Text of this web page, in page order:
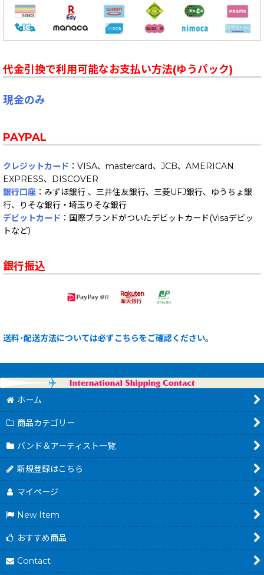
代金引換で利用可能なお支払い方法(ゆうパック)
現金のみ
PAYPAL
クレジットカード ：VISA、mastercard、JCB、AMERICAN
EXPRESS、DISCOVER
銀行口座 ：みずほ銀行 、三井住友銀行、三菱UFJ銀行、ゆうちょ銀
行、りそな銀行・埼玉りそな銀行
デビットカード ：国際ブランドがついたデビットカード(Visaデビッ
トなど）
銀行振込
送料･配送方法については必ずこちらをご確認ください。
ホーム
商品カテゴリー
バンド＆アーティスト一覧
新規登録はこちら
マイページ
New Item
おすすめ商品
Contact